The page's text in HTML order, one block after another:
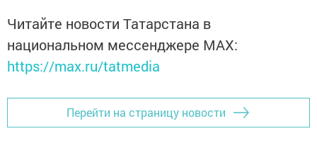
Читайте новости Татарстана в
национальном мессенджере MАХ:
https://max.ru/tatmedia
Перейти на страницу новости